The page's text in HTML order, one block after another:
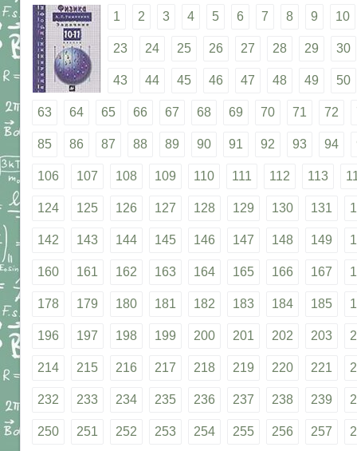
1 2 3 4 5 6 7 8 9 10
23 24 25 26 27 28 29 30
43 44 45 46 47 48 49 50
63 64 65 66 67 68 69 70 71 72
85 86 87 88 89 90 91 92 93 94
106 107 108 109 110 111 112 113
124 125 126 127 128 129 130 131
142 143 144 145 146 147 148 149
160 161 162 163 164 165 166 167
178 179 180 181 182 183 184 185
196 197 198 199 200 201 202 203
214 215 216 217 218 219 220 221
232 233 234 235 236 237 238 239
250 251 252 253 254 255 256 257